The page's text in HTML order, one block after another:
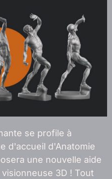
se profile à
d'accueil d'Anatomie
une nouvelle aide
3D ! Tout